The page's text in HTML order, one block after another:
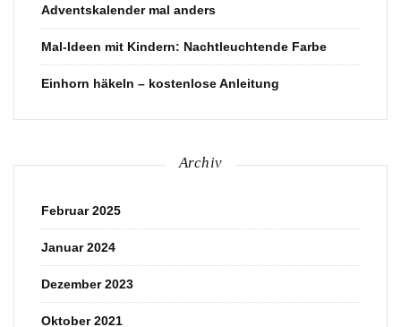
Adventskalender mal anders
Mal-Ideen mit Kindern: Nachtleuchtende Farbe
Einhorn häkeln – kostenlose Anleitung
Archiv
Februar 2025
Januar 2024
Dezember 2023
Oktober 2021